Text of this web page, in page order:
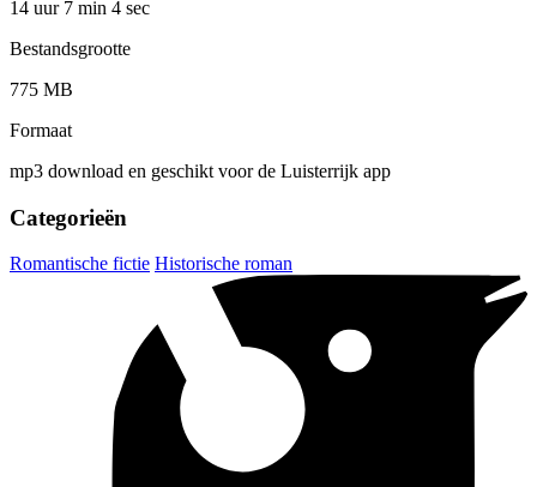
14 uur 7 min 4 sec
Bestandsgrootte
775 MB
Formaat
mp3 download en geschikt voor de Luisterrijk app
Categorieën
Romantische fictie Historische roman